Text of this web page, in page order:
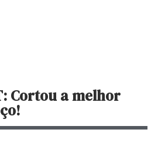
Cortou a melhor